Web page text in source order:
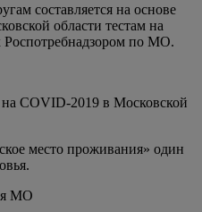
составляется на основе
области тестам на
Роспотребнадзором по МО.
COVID-2019 в Московской
место проживания» один
МО